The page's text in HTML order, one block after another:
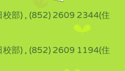
部) , (852) 2609 2344(住
部) , (852) 2609 1194(住